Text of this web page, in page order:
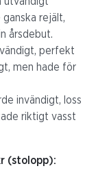
rejält,
årsdebut.
perfekt
men hade för
invändigt, loss
riktigt vasst
(stolopp):